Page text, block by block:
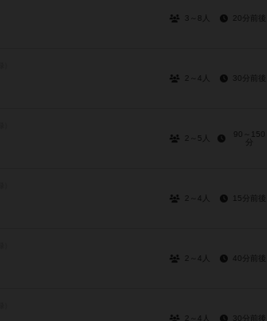
3～8人 20分前後
2～4人 30分前後
2～5人
90～150
分
2～4人 15分前後
2～4人 40分前後
2～4人 30分前後